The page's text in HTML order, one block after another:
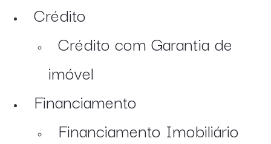
Crédito
Crédito com Garantia de
imóvel
Financiamento
Financiamento Imobiliário